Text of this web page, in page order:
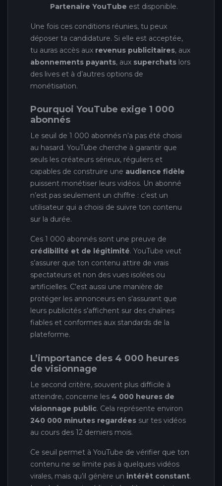
Partenaire YouTube est disponible.
Une fois ces conditions réunies, tu peux
déposer ta candidature. Si elle est acceptée,
tu auras accès aux revenus publicitaires, aux
abonnements payants, aux superchats lors
des lives et à d’autres options de
monétisation.
Pourquoi YouTube exige 1 000
abonnés
Le seuil de 1 000 abonnés n’a pas été choisi
au hasard. YouTube cherche à garantir que
seuls les créateurs sérieux, réguliers et
capables de construire une audience fidèle
puissent monétiser leurs vidéos. Un abonné
n’est pas seulement un chiffre : c’est un
utilisateur qui a choisi de suivre ton contenu
sur la durée.
Ces 1 000 abonnés sont une preuve de
crédibilité et de légitimité. YouTube veut
s’assurer que ton contenu attire de vrais
spectateurs et non des vues isolées ou
artificielles. C’est aussi une manière de
protéger les annonceurs en s’assurant que
leurs publicités s’affichent sur des chaînes
fiables et conformes aux standards de la
plateforme.
L’importance des 4 000 heures
de visionnage
Le second critère, souvent plus difficile à
atteindre, concerne les 4 000 heures de
visionnage public. Cela représente environ
240 000 minutes regardées sur tes vidéos
au cours des 12 derniers mois.
Ce seuil permet à YouTube de vérifier que ton
contenu ne se limite pas à quelques vidéos
virales, mais qu’il génère un intérêt constant.